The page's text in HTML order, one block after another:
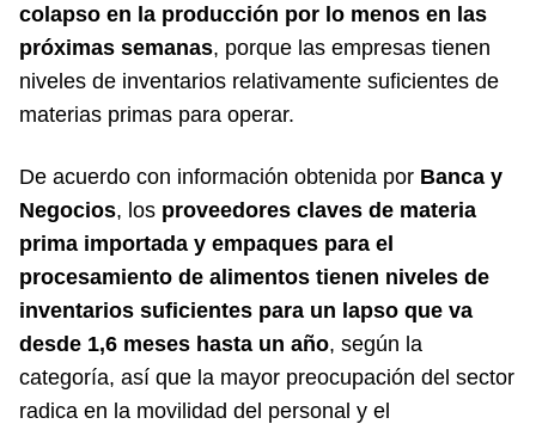
colapso en la producción por lo menos en las
próximas semanas, porque las empresas tienen
niveles de inventarios relativamente suficientes de
materias primas para operar.
De acuerdo con información obtenida por Banca y
Negocios, los proveedores claves de materia
prima importada y empaques para el
procesamiento de alimentos tienen niveles de
inventarios suficientes para un lapso que va
desde 1,6 meses hasta un año, según la
categoría, así que la mayor preocupación del sector
radica en la movilidad del personal y el